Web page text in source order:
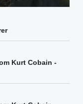
Kurt Cobain -